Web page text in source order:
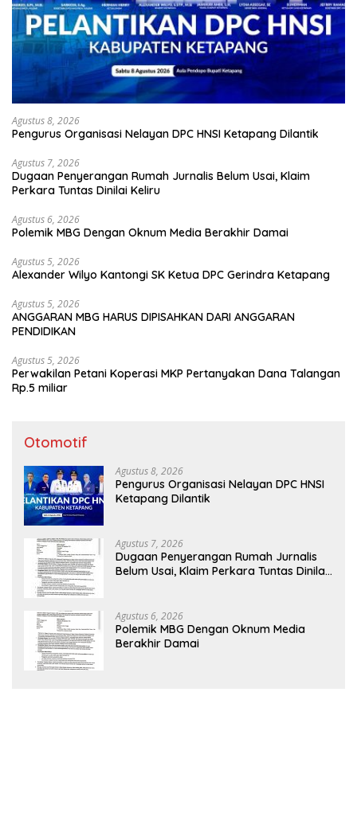
Agustus 8, 2026
Pengurus Organisasi Nelayan DPC HNSI Ketapang Dilantik
Agustus 7, 2026
Dugaan Penyerangan Rumah Jurnalis Belum Usai, Klaim
Perkara Tuntas Dinilai Keliru
Agustus 6, 2026
Polemik MBG Dengan Oknum Media Berakhir Damai
Agustus 5, 2026
Alexander Wilyo Kantongi SK Ketua DPC Gerindra Ketapang
Agustus 5, 2026
ANGGARAN MBG HARUS DIPISAHKAN DARI ANGGARAN
PENDIDIKAN
Agustus 5, 2026
Perwakilan Petani Koperasi MKP Pertanyakan Dana Talangan
Rp.5 miliar
Otomotif
Agustus 8, 2026
Pengurus Organisasi Nelayan DPC HNSI
Ketapang Dilantik
Agustus 7, 2026
Dugaan Penyerangan Rumah Jurnalis
Belum Usai, Klaim Perkara Tuntas Dinilai
Agustus 6, 2026
Polemik MBG Dengan Oknum Media
Berakhir Damai